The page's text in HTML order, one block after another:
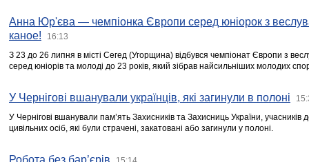
Анна Юр'єва — чемпіонка Європи серед юніорок з
каное!
16:13
З 23 до 26 липня в місті Сегед (Угорщина) відбувся чемпіонат Європи з
серед юніорів та молоді до 23 років, який зібрав найсильніших молодих
У Чернігові вшанували українців, які загинули в полоні
У Чернігові вшанували пам’ять Захисників та Захисниць України,
цивільних осіб, які були страчені, закатовані або загинули у полоні.
Робота без бар’єрів